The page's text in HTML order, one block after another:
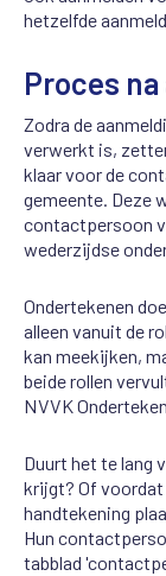
hetzelfde
Proces
Zodra de
verwerkt is,
klaarvoor de
gemeente. Deze
contactpersoon
wederzijdse
Ondertekenen
alleen vanuit de
kan meekijken,
beide rollen
NVVK
Duurt het te lang
krijgt? Of voordat
handtekening
Hun
tabblad